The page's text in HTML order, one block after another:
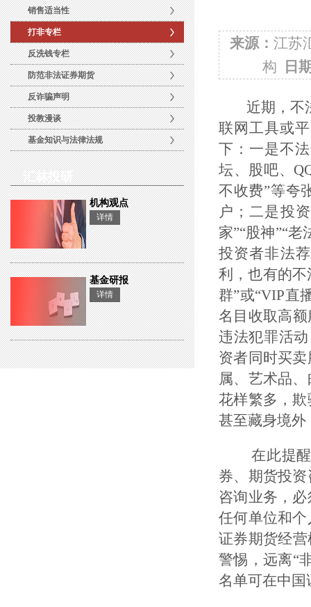
销售适当性
打非专栏
反洗钱专栏
防范非法证券期货
反诈骗声明
投教漫谈
基金知识与法律法规
汇林投研
机构观点
详情
基金研报
详情
来源：江苏
构
日
近期，不法
联网工具或
下：一是不
坛、股吧、
不收费”等夸
户；二是投
家”“股神”“
投资者非法
利，也有的
群”或“VIP直
名目收取高
违法犯罪活
资者同时买
属、艺术品
花样繁多，
甚至藏身境外
在此提醒广
券、期货投
咨询业务，
任何单位和
证券期货经
警惕，远离“
名单可在中国